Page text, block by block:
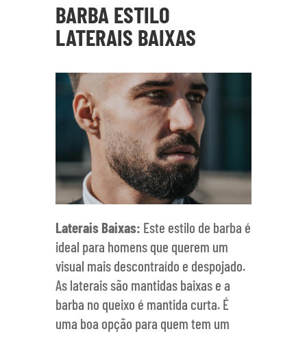
BARBA ESTILO
LATERAIS BAIXAS
Laterais Baixas: Este estilo de barba é
ideal para homens que querem um
visual mais descontraído e despojado.
As laterais são mantidas baixas e a
barba no queixo é mantida curta. É
uma boa opção para quem tem um